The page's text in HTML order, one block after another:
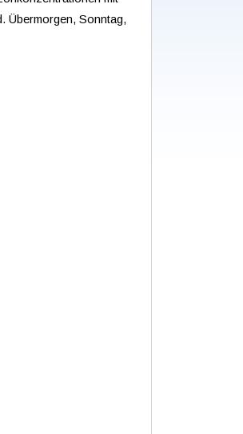
Übermorgen, Sonntag,